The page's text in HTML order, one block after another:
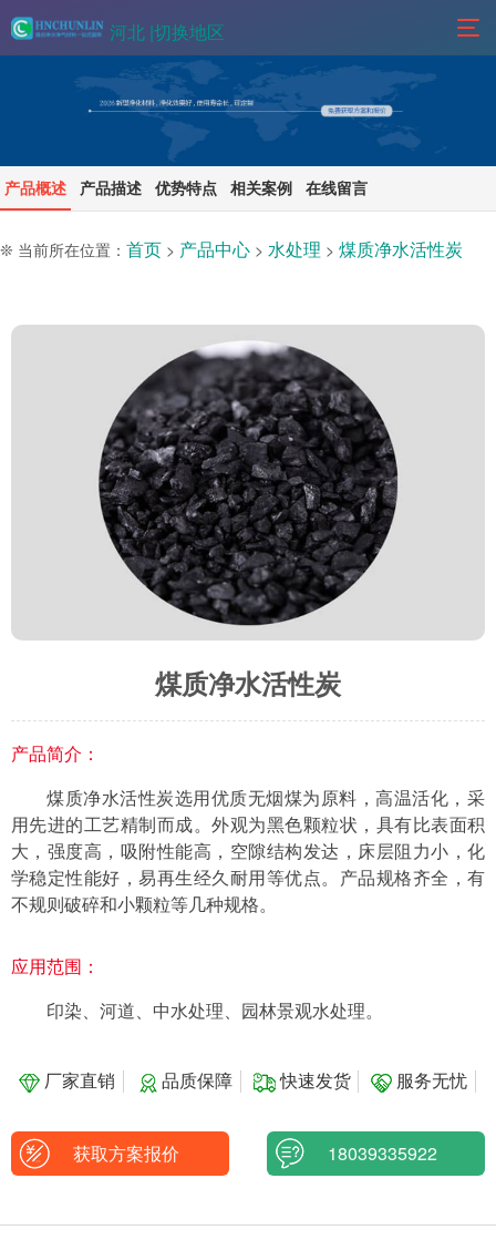
河北 |切换地区
产品概述 产品描述 优势特点 相关案例 在线留言
❊ 当前所在位置： 首页 > 产品中心 > 水处理 > 煤质净水活性炭
煤质净水活性炭
产品简介：
煤质净水活性炭选用优质无烟煤为原料，高温活化，采
用先进的工艺精制而成。外观为黑色颗粒状，具有比表面积
大，强度高，吸附性能高，空隙结构发达，床层阻力小，化
学稳定性能好，易再生经久耐用等优点。产品规格齐全，有
不规则破碎和小颗粒等几种规格。
应用范围：
印染、河道、中水处理、园林景观水处理。
厂家直销 品质保障 快速发货 服务无忧
获取方案报价 18039335922